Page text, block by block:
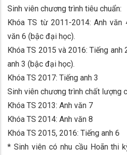
Sinh viên chương trình tiêu chuẩn:
Khóa TS từ 2011-2014: Anh
văn 6 (bậc đại học).
Khóa TS 2015 và 2016: Tiếng
anh 3 (bậc đại học).
Khóa TS 2017: Tiếng anh 3
Sinh viên chương trình chất lượng
Khóa TS 2013: Anh văn 7
Khóa TS 2014: Anh văn 8
Khóa TS 2015, 2016: Tiếng anh 6
* Sinh viên có nhu cầu Hoãn thi